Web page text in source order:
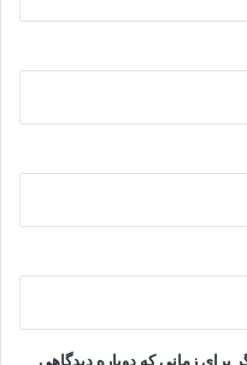
برای زمانی که دوباره دیدگاهی